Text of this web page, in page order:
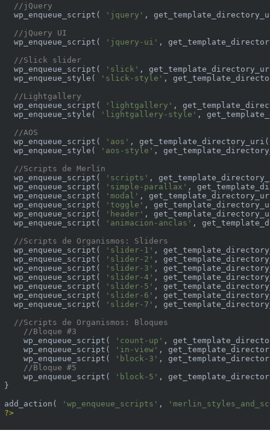
//jQuery
  wp_enqueue_script(
'jquery' ,
//jQuery UI
  wp_enqueue_script(
'jquery-ui' ,
//Slick slider
  wp_enqueue_script(
'slick' ,
  wp_enqueue_style(
'slick-style' ,
//Lightgallery
  wp_enqueue_script(
'lightgallery' ,
  wp_enqueue_style(
'lightgallery-style' ,
//AOS
  wp_enqueue_script(
'aos' ,
  wp_enqueue_style(
'aos-style' ,
//Scripts de Merlín
  wp_enqueue_script(
'scripts' ,
  wp_enqueue_script(
'simple-parallax' ,
  wp_enqueue_script(
'modal' ,
  wp_enqueue_script(
'toggle' ,
  wp_enqueue_script(
'header' ,
  wp_enqueue_script(
'animacion-anclas' ,
//Scripts de Organismos: Sliders
  wp_enqueue_script(
'slider-1' ,
  wp_enqueue_script(
'slider-2' ,
  wp_enqueue_script(
'slider-3' ,
  wp_enqueue_script(
'slider-4' ,
  wp_enqueue_script(
'slider-5' ,
  wp_enqueue_script(
'slider-6' ,
  wp_enqueue_script(
'slider-7' ,
//Scripts de Organismos: Bloques
//Bloque #3
    wp_enqueue_script(
'count-up' ,
    wp_enqueue_script(
'in-view' ,
    wp_enqueue_script(
'block-3' ,
//Bloque #5
    wp_enqueue_script(
'block-5' ,
}
add_action(
'wp_enqueue_scripts' ,
?>